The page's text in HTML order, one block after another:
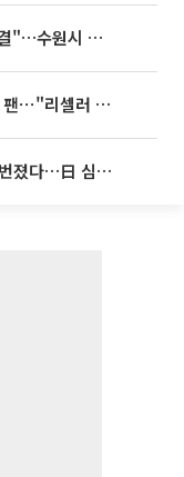
이재준 시장 "정전, 시민안전과 직결"…수원시 비상대응체계 가동
'차쥐뿔' 이준영, 포켓몬 카드 열혈 팬⋯"리셀러 처단할 것"
축구협회 '성 접대 의혹' 일본까지 번졌다…日 심판 실명 공개